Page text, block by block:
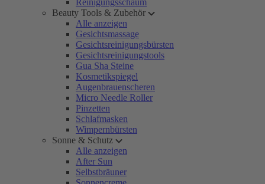
Reinigungsschaum
Beauty Tools & Zubehör
Alle anzeigen
Gesichtsmassage
Gesichtsreinigungsbürsten
Gesichtsreinigungstools
Gua Sha Steine
Kosmetikspiegel
Augenbrauenscheren
Micro Needle Roller
Pinzetten
Schlafmasken
Wimpernbürsten
Sonne & Schutz
Alle anzeigen
After Sun
Selbstbräuner